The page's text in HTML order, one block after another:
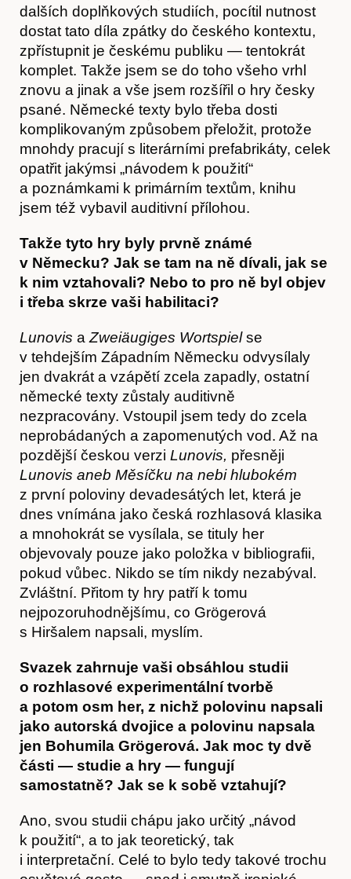
Hostcast
Akce
dalších doplňkových studiích, pocítil nutnost
dostat tato díla zpátky do českého kontextu,
zpřístupnit je českému publiku — tentokrát
komplet. Takže jsem se do toho všeho vrhl
znovu a jinak a vše jsem rozšířil o hry česky
psané. Německé texty bylo třeba dosti
komplikovaným způsobem přeložit, protože
mnohdy pracují s literárními prefabrikáty, celek
opatřit jakýmsi „návodem k použití“
a poznámkami k primárním textům, knihu
jsem též vybavil auditivní přílohou.
Takže tyto hry byly prvně známé
v Německu? Jak se tam na ně dívali, jak se
k nim vztahovali? Nebo to pro ně byl objev
i třeba skrze vaši habilitaci?
Lunovis a Zweiäugiges Wortspielse
v tehdejším Západním Německu odvysílaly
jen dvakrát a vzápětí zcela zapadly, ostatní
německé texty zůstaly auditivně
nezpracovány. Vstoupil jsem tedy do zcela
neprobádaných a zapomenutých vod. Až na
pozdější českou verzi Lunovis, přesněji
Lunovis aneb Měsíčku na nebi hlubokém
z první poloviny devadesátých let, která je
dnes vnímána jako česká rozhlasová klasika
a mnohokrát se vysílala, se tituly her
objevovaly pouze jako položka v bibliografii,
pokud vůbec. Nikdo se tím nikdy nezabýval.
Zvláštní. Přitom ty hry patří k tomu
nejpozoruhodnějšímu, co Grögerová
s Hiršalem napsali, myslím.
Svazek zahrnuje vaši obsáhlou studii
o rozhlasové experimentální tvorbě
a potom osm her, z nichž polovinu napsali
jako autorská dvojice a polovinu napsala
jen Bohumila Grögerová. Jak moc ty dvě
části — studie a hry — fungují
samostatně? Jak se k sobě vztahují?
Ano, svou studii chápu jako určitý „návod
k použití“, a to jak teoretický, tak
i interpretační. Celé to bylo tedy takové trochu